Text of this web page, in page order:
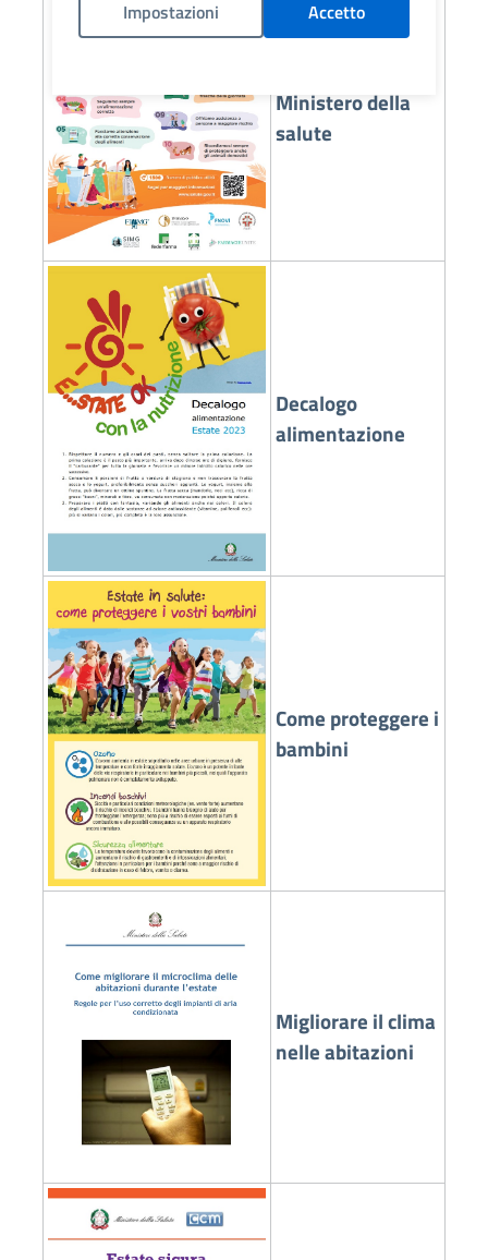
Ministero della
salute
Decalogo
alimentazione
Come proteggere i
bambini
Migliorare il clima
nelle abitazioni
Impostazioni Accetto